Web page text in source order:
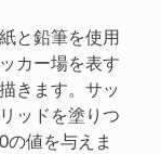
と鉛筆を使用
カー場を表す
きます。サッ
ッドを塗りつ
の値を与えま